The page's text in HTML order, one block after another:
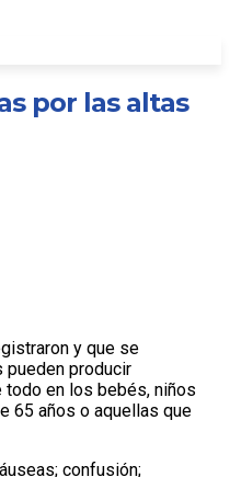
por las altas
y que se
producir
todo en los bebés, niños
65 años o aquellas que
confusión;